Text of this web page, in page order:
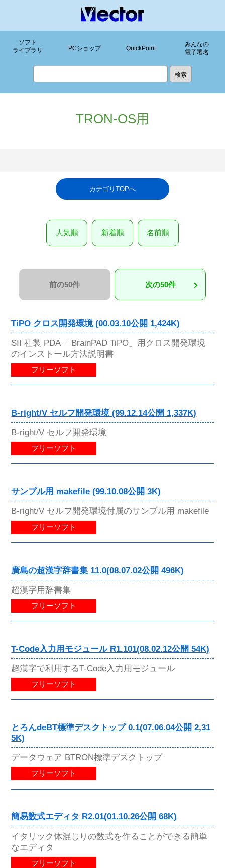
ソフト
ライブラリ
PCショップ QuickPoint
みんなの
電子署名
TRON-OS用
カテゴリTOPへ
人気順 新着順 名前順
前の50件 次の50件
TiPO クロス開発環境 (00.03.10公開 1,424K)
SII 社製 PDA 「BrainPAD TiPO」用クロス開発環境
のインストール方法説明書
フリーソフト
B-right/V セルフ開発環境 (99.12.14公開 1,337K)
B-right/V セルフ開発環境
フリーソフト
サンプル用 makefile (99.10.08公開 3K)
B-right/V セルフ開発環境付属のサンプル用 makefile
フリーソフト
廣島の超漢字辞書集 11.0(08.07.02公開 496K)
超漢字用辞書集
フリーソフト
T-Code入力用モジュール R1.101(08.02.12公開 54K)
超漢字で利用するT-Code入力用モジュール
フリーソフト
とろんdeBT標準デスクトップ 0.1(07.06.04公開 2,31
5K)
データウェア BTRON標準デスクトップ
フリーソフト
簡易数式エディタ R2.01(01.10.26公開 68K)
イタリック体混じりの数式を作ることができる簡単
なエディタ
フリーソフト